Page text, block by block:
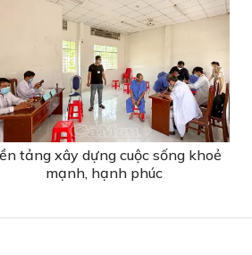
tảng xây dựng cuộc sống khoẻ
mạnh, hạnh phúc